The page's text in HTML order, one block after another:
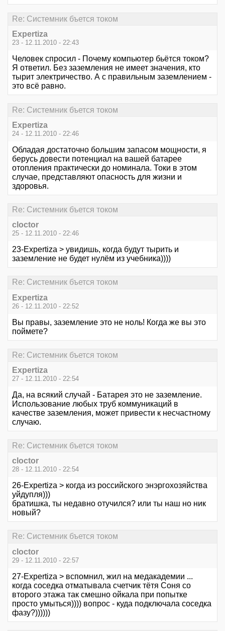
Re: Системник бъется током
Expertiza
23 - 12.11.2010 - 22:43
Человек спросил - Почему компьютер бьётся током?
Я ответил. Без заземления не имеет значения, кто
тырит электричество. А с правильным заземлением -
это всё равно.
Re: Системник бъется током
Expertiza
24 - 12.11.2010 - 22:46
Обладая достаточно большим запасом мощности, я
берусь довести потенциал на вашей батарее
отопления практически до номинала. Токи в этом
случае, представляют опасность для жизни и
здоровья.
Re: Системник бъется током
cloctor
25 - 12.11.2010 - 22:46
23-Expertiza > увидишь, когда будут тырить и
заземление не будет нулём из учебника))))
Re: Системник бъется током
Expertiza
26 - 12.11.2010 - 22:52
Вы правы, заземление это не ноль! Когда же вы это
поймете?
Re: Системник бъется током
Expertiza
27 - 12.11.2010 - 22:54
Да, на всякий случай - Батарея это не заземление.
Использование любых труб коммуникаций в
качестве заземления, может привести к несчастному
случаю.
Re: Системник бъется током
cloctor
28 - 12.11.2010 - 22:54
26-Expertiza > когда из российского энэргохозяйства
уйдупля)))
братишка, ты недавно отучился? или ты наш но ник
новый?
Re: Системник бъется током
cloctor
29 - 12.11.2010 - 22:57
27-Expertiza > вспомнил, жил на медакадемии ...
когда соседка отматывала счетчик тётя Соня со
второго этажа так смешно ойкала при попытке
просто умыться)))) вопрос - куда подключала соседка
фазу?))))))